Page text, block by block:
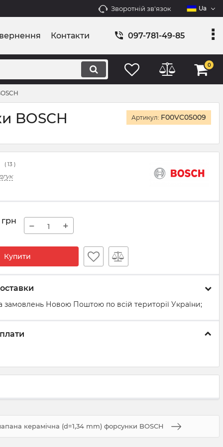
Зворотній зв'язок Ua
Контакти 097-781-49-85
0
BOSCH Артикул: F00VC05009
( 13 )
грн − +
Купити
замовлень Новою Поштою по всій території України;
керамічна (d=1,34 mm) форсунки BOSCH